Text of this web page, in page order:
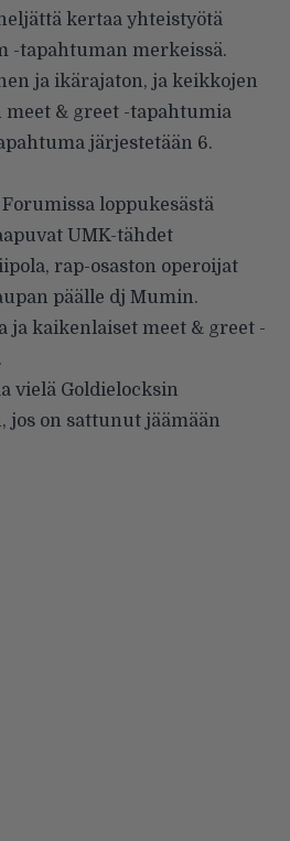
kertaa yhteistyötä
-tapahtuman merkeissä.
ja ikärajaton, ja keikkojen
meet & greet -tapahtumia
järjestetään 6.
loppukesästä
UMK-tähdet
rap-osaston operoijat
päälle dj Mumin.
ja kaikenlaiset meet & greet -
.
vielä Goldielocksin
jos on sattunut jäämään